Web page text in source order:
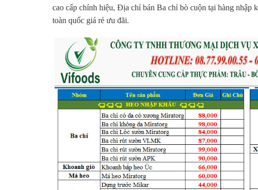
cao cấp chính hiệu, Địa chỉ bán Ba chỉ bò cuộn tại hàng nhập
toàn quốc giá rẻ ưu đãi.